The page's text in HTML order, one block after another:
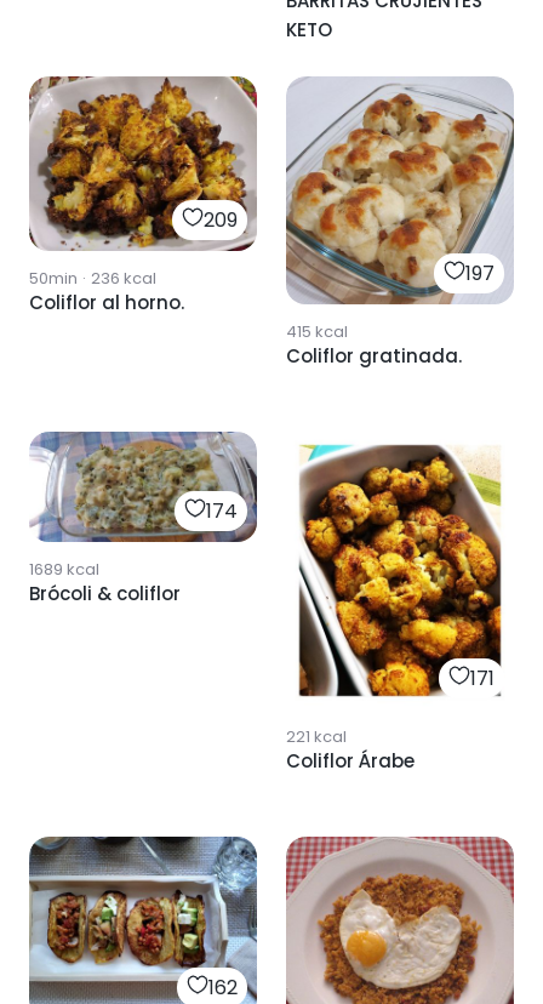
KETO
209
50min · 236 kcal
Coliflor al horno.
197
415 kcal
Coliflor gratinada.
174
1689 kcal
Brócoli & coliflor
171
221 kcal
Coliflor Árabe
162